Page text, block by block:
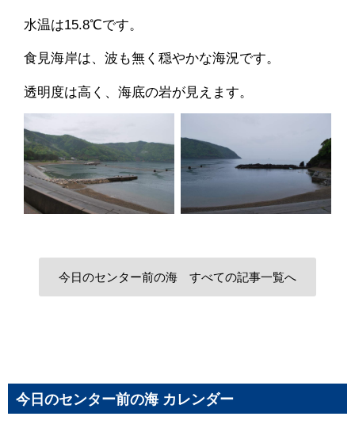
水温は15.8℃です。
食見海岸は、波も無く穏やかな海況です。
透明度は高く、海底の岩が見えます。
今日のセンター前の海 すべての記事一覧へ
今日のセンター前の海 カレンダー